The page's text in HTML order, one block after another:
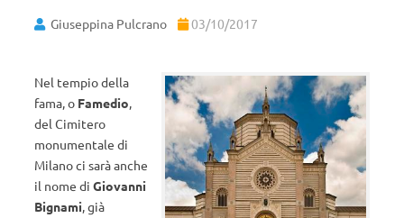
Giuseppina Pulcrano 03/10/2017
Nel tempio della
fama, o Famedio,
del Cimitero
monumentale di
Milano ci sarà anche
il nome di Giovanni
Bignami, già